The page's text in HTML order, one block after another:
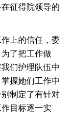
征得院领导的
上的信任，委
了把工作做
们护理队伍中
握她们工作中
制定了有针对
目标逐一实